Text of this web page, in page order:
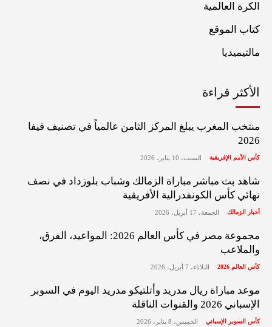
الكرة العالمية
كتاب الموقع
مالتيميديا
الأكثر قراءة
منتخب المغرب يبلغ المركز الثامن عالمياً في تصنيف فيفا
2026
كأس الأمم الإفريقية السبت، 10 يناير، 2026
شاهد بث مباشر مباراة الزمالك وشباب بلوزداد في نصف
نهائي كأس الكونفدرالية الأفريقية
أخبار الزمالك الجمعة، 17 أبريل، 2026
مجموعة مصر في كأس العالم 2026: المواعيد، الفرق،
والملاعب
كأس العالم 2026 الثلاثاء، 7 أبريل، 2026
موعد مباراة ريال مدريد وأتلتيكو مدريد اليوم في السوبر
الإسباني 2026 والقنوات الناقلة
كأس السوبر الإسباني الخميس، 8 يناير، 2026